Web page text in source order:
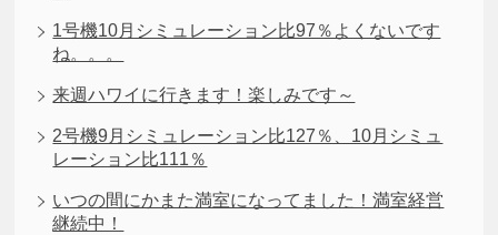
1号機10月シミュレーション比97％よくないです
ね。。。
来週ハワイに行きます！楽しみです～
2号機9月シミュレーション比127％、10月シミュ
レーション比111％
いつの間にかまた満室になってました！満室経営
継続中！